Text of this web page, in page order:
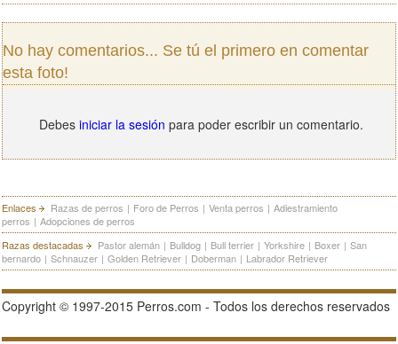
No hay comentarios... Se tú el primero en comentar
esta foto!
Debes iniciar la sesión para poder escribir un comentario.
Enlaces Razas de perros | Foro de Perros | Venta perros | Adiestramiento
perros | Adopciones de perros
Razas destacadas
Pastor alemán | Bulldog | Bull terrier | Yorkshire | Boxer | San
bernardo | Schnauzer | Golden Retriever | Doberman | Labrador Retriever
Copyright © 1997-2015 Perros.com - Todos los derechos reservados